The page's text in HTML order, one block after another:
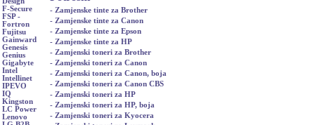
F-Secure
FSP -
Fortron
Fujitsu
Gainward
Genesis
Genius
Gigabyte
Intel
Intellinet
IPEVO
IQ
Kingston
LC Power
Lenovo
- Zamjenske tinte za Brother
- Zamjenske tinte za Canon
- Zamjenske tinte za Epson
- Zamjenske tinte za HP
- Zamjenski toneri za Brother
- Zamjenski toneri za Canon
- Zamjenski toneri za Canon, boja
- Zamjenski toneri za Canon CBS
- Zamjenski toneri za HP
- Zamjenski toneri za HP, boja
- Zamjenski toneri za Kyocera